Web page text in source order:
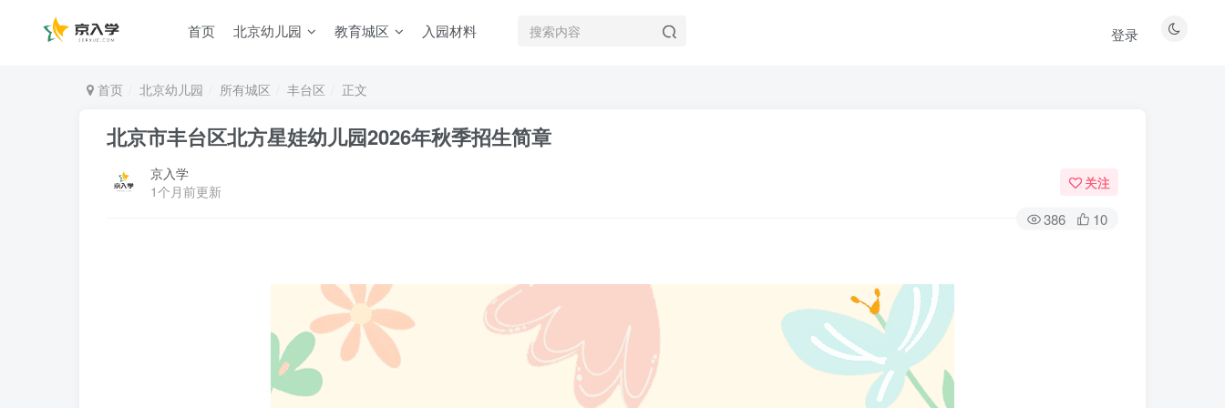
首页 北京幼儿园 教育城区 入园材料 登录
首页 北京幼儿园 所有城区 丰台区 正文
北京市丰台区北方星娃幼儿园2026年秋季招生简章
京入学
1个月前更新
关注
386 10